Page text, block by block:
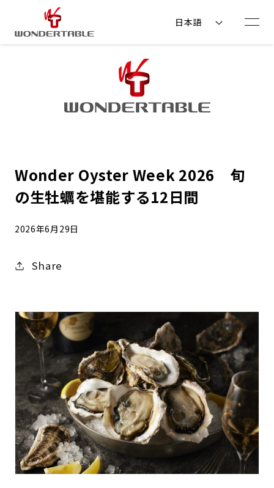
ンツに
進む
日本語
Wonder Oyster Week 2026 旬
の生牡蠣を堪能する12日間
2026年6月29日
Share